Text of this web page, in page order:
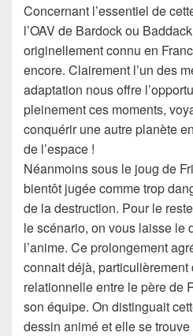
Concernant l’essentiel de
l’OAV de Bardock ou
originellement connu en
encore. Clairement l’un des
adaptation nous offre
pleinement ces moments,
conquérir une autre planète
de l’espace !
Néanmoins sous le joug de
bientôt jugée comme trop
de la destruction. Pour le
le scénario, on vous laisse le
l’anime. Ce prolongement
connait déjà,
relationnelle entre le père de
son équipe. On distinguait
dessin animé et elle se